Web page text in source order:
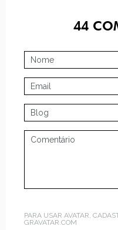
44
PARA USAR AVATAR,
GRAVATAR.COM